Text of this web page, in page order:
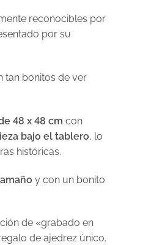
reconocibles por
por su
tan bonitos de ver
48 x 48 cm con
bajo el tablero, lo
históricas.
y con un bonito
de «grabado en
de ajedrez único.